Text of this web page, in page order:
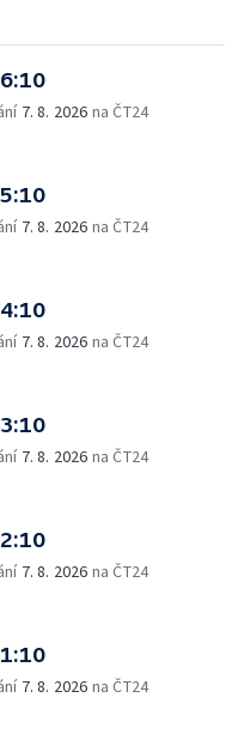
7. 8. 2026 na ČT24
7. 8. 2026 na ČT24
7. 8. 2026 na ČT24
7. 8. 2026 na ČT24
7. 8. 2026 na ČT24
7. 8. 2026 na ČT24